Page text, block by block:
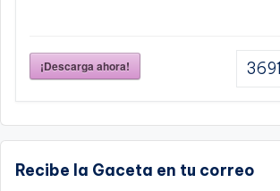
¡Descarga ahora! 3691
Recibe la Gaceta en tu correo